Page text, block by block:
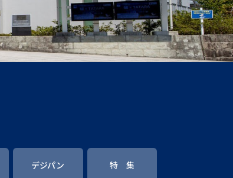
進学関連、塾・予備校
高等学校卒業程度認定試験
大学検索
デジパン 特 集